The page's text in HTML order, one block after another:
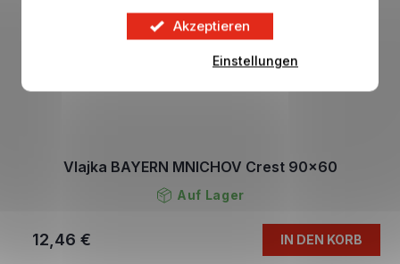
Akzeptieren
Einstellungen
Vlajka BAYERN MNICHOV Crest 90x60
Auf Lager
12,46 € IN DEN KORB